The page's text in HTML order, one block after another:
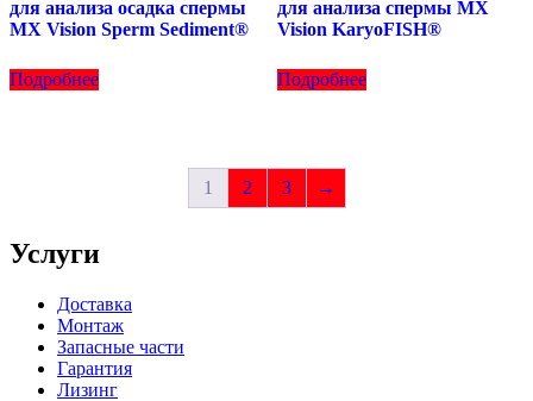
для анализа осадка спермы
MX Vision Sperm Sediment®
Подробнее
для анализа спермы MX
Vision KaryoFISH®
Подробнее
1 2 3 →
Услуги
Доставка
Монтаж
Запасные части
Гарантия
Лизинг